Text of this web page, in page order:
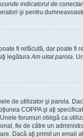
indicatorul de
şi pentru
fi refăcută, dar poate fi
legăturaAm uitat parola.
de utilizator şi parola.
COPPA şi aţi
forumuri obligă ca
fie de către un
Dacă aţi primit un email